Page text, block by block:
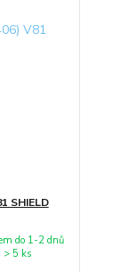
SHIELD
do 1-2 dnů
> 5 ks